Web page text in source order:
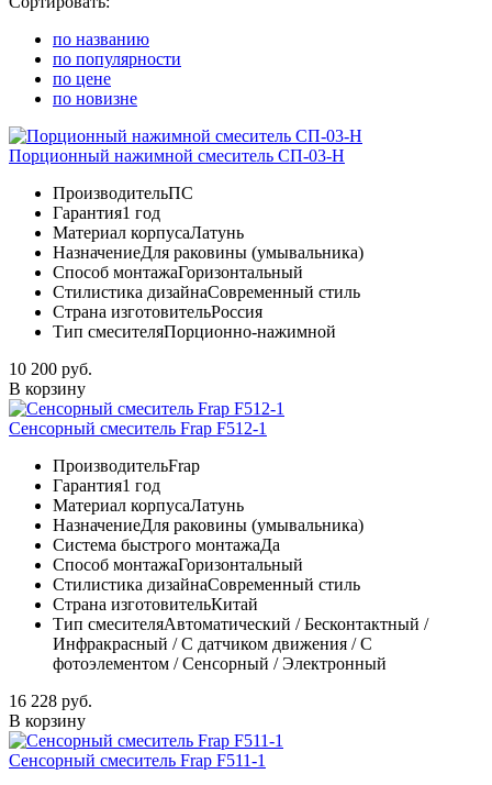
по названию
по популярности
по цене
по новизне
Порционный нажимной смеситель СП-03-Н
ПроизводительПС
Гарантия1 год
Материал корпусаЛатунь
НазначениеДля раковины (умывальника)
Способ монтажаГоризонтальный
Стилистика дизайнаСовременный стиль
Страна изготовительРоссия
Тип смесителяПорционно-нажимной
10 200 руб.
В корзину
Сенсорный смеситель Frap F512-1
ПроизводительFrap
Гарантия1 год
Материал корпусаЛатунь
НазначениеДля раковины (умывальника)
Система быстрого монтажаДа
Способ монтажаГоризонтальный
Стилистика дизайнаСовременный стиль
Страна изготовительКитай
Тип смесителяАвтоматический / Бесконтактный /
Инфракрасный / С датчиком движения / С
фотоэлементом / Сенсорный / Электронный
16 228 руб.
В корзину
Сенсорный смеситель Frap F511-1